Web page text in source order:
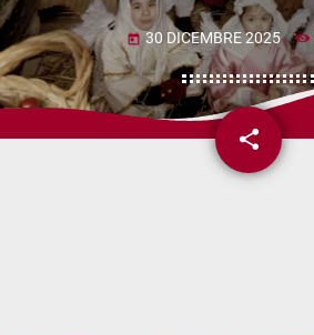
today 30 DICEMBRE 2025
share
email